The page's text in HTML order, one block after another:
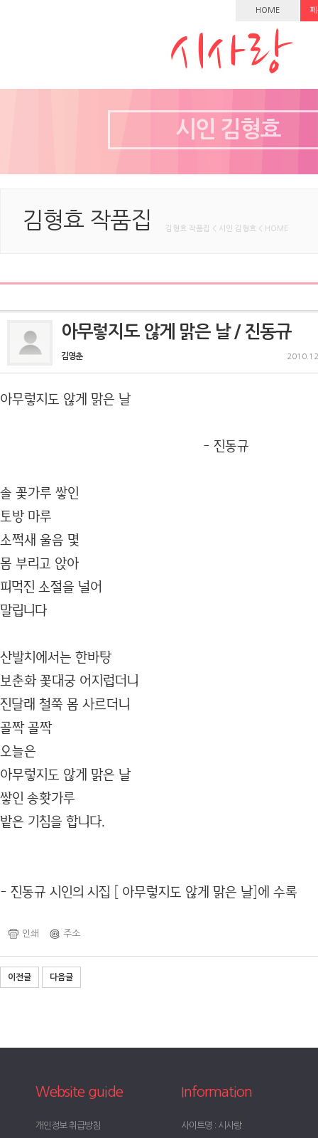
HOME
시인 김형효
김형효 작품집 김형효 작품집 < 시인 김형효 < HOME
아무렇지도 않게 맑은 날 / 진동규
김영춘
아무렇지도 않게 맑은 날
- 진동규
솔 꽃가루 쌓인
토방 마루
소쩍새 울음 몇
몸 부리고 앉아
피먹진 소절을 널어
말립니다
산발치에서는 한바탕
보춘화 꽃대궁 어지럽더니
진달래 철쭉 몸 사르더니
골짝 골짝
오늘은
아무렇지도 않게 맑은 날
쌓인 송홧가루
밭은 기침을 합니다.
- 진동규 시인의 시집 [ 아무렇지도 않게 맑은 날]에 수록
인쇄 주소
이전글 다음글
Website guide
개인정보 취급방침
Information
사이트명 : 시사랑